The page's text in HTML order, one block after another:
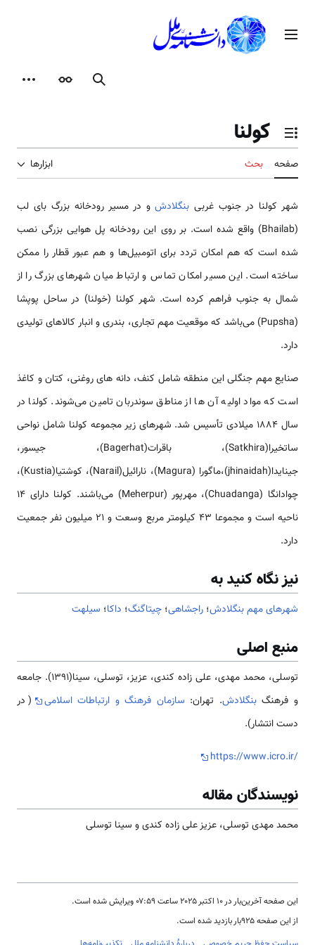
محتوامنوی اصلی
جستجوظاهر
تغییر وضعیت فهرست محتویات
کولنا
صفحه بحث ابزارها
شهر کولنا در جنوب غربی بنگلادشو در مسیر رودخانه بزرگ بای لب
(Bhailab) واقع شده است. بر روی این رودخانه پل هوایی بزرگی نصب
شده است که هم امکان تردد برای اتومبیل‌ها و هم عبور قطار را ممکن
ساخته است. این مسیر امکان تماس و ارتباط میان شهرهای بزرگ را از
شمال به جنوب فراهم کرده است. شهر کولنا (خولنا) در ساحل پوپشا
(Pupsha) می‌باشد که موقعیت مهم تجاری، بندری و انبار کالاهای تولیدی
دارد.
صنایع مهم جنگلی این منطقه شامل کنف، دانه های روغنی، کتان و کاغذ
است که مواد اولیه آن ها از مناطق سوندربان تامین می‌شوند. کولنا در
سال 1884 میلادی تأسیس شد. شهرهای زیر مجموعه کولنا شامل نواحی
ساتخیرا(Satkhira)، باقرات(Bagerhat)، جیسور،
جینایدا(jhinaidah)،ماگورا (Magura)، نارائیل(Narail)، کوشتیا(Kustia)،
چوادانگا (Chuadanga)، مهرپور (Meherpur) می‌باشند. کولنا دارای 14
ناحیه است و مجموعا 43 کیلومتر مربع وسعت و 21 میلیون نفر جمعیت
دارد.
نیز نگاه کنید به
شهرهای مهم بنگلادش؛ راجشاهی؛ چيتاگنگ؛ داکا؛ سیلهت
منبع اصلی
توسلی، محمد مهدی، علی زاده کندی، عزیز، توسلی، سینا(1391). جامعه
و فرهنگبنگلادش. تهران: سازمان فرهنگ و ارتباطات اسلامی
( در
دست انتشار).
https://www.icro.ir/
نویسندگان مقاله
محمد مهدی توسلی، عزیز علی زاده کندی و سینا توسلی
این صفحه آخرین‌بار در ‏۱۰ اکتبر ۲۰۲۵ ساعت ‏۰۷:۵۹ ویرایش شده است.
از این صفحه ۹۲۵بار بازدید شده است.